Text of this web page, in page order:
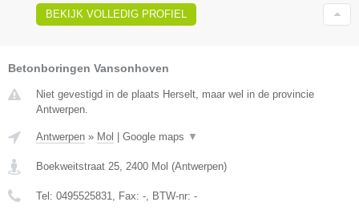
BEKIJK VOLLEDIG PROFIEL
Betonboringen Vansonhoven
Niet gevestigd in de plaats Herselt, maar wel in de provincie
Antwerpen.
Antwerpen » Mol | Google maps ▼
Boekweitstraat 25 2400 Mol (Antwerpen)
Tel: 0495525831 , Fax: - , BTW-nr: -